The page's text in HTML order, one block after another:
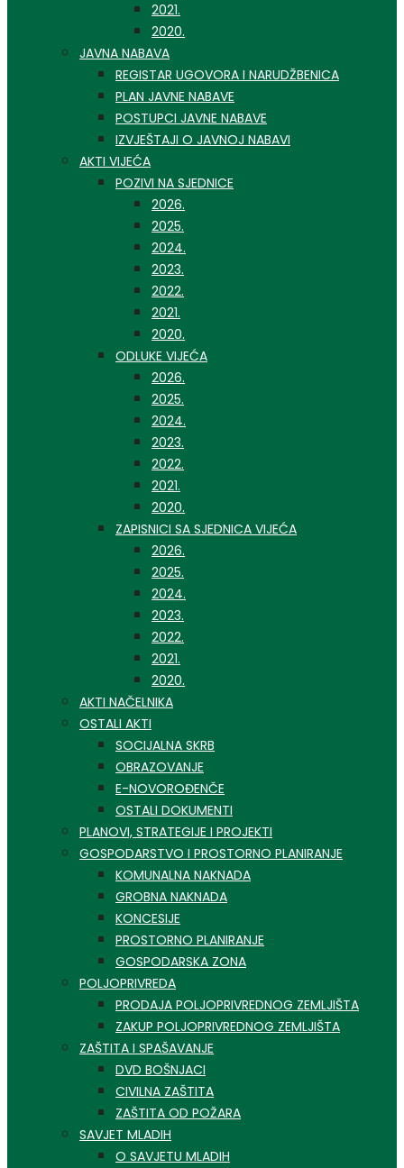
2021.
2020.
JAVNA NABAVA
REGISTAR UGOVORA I NARUDŽBENICA
PLAN JAVNE NABAVE
POSTUPCI JAVNE NABAVE
IZVJEŠTAJI O JAVNOJ NABAVI
AKTI VIJEĆA
POZIVI NA SJEDNICE
2026.
2025.
2024.
2023.
2022.
2021.
2020.
ODLUKE VIJEĆA
2026.
2025.
2024.
2023.
2022.
2021.
2020.
ZAPISNICI SA SJEDNICA VIJEĆA
2026.
2025.
2024.
2023.
2022.
2021.
2020.
AKTI NAČELNIKA
OSTALI AKTI
SOCIJALNA SKRB
OBRAZOVANJE
E-NOVOROĐENČE
OSTALI DOKUMENTI
PLANOVI, STRATEGIJE I PROJEKTI
GOSPODARSTVO I PROSTORNO PLANIRANJE
KOMUNALNA NAKNADA
GROBNA NAKNADA
KONCESIJE
PROSTORNO PLANIRANJE
GOSPODARSKA ZONA
POLJOPRIVREDA
PRODAJA POLJOPRIVREDNOG ZEMLJIŠTA
ZAKUP POLJOPRIVREDNOG ZEMLJIŠTA
ZAŠTITA I SPAŠAVANJE
DVD BOŠNJACI
CIVILNA ZAŠTITA
ZAŠTITA OD POŽARA
SAVJET MLADIH
O SAVJETU MLADIH